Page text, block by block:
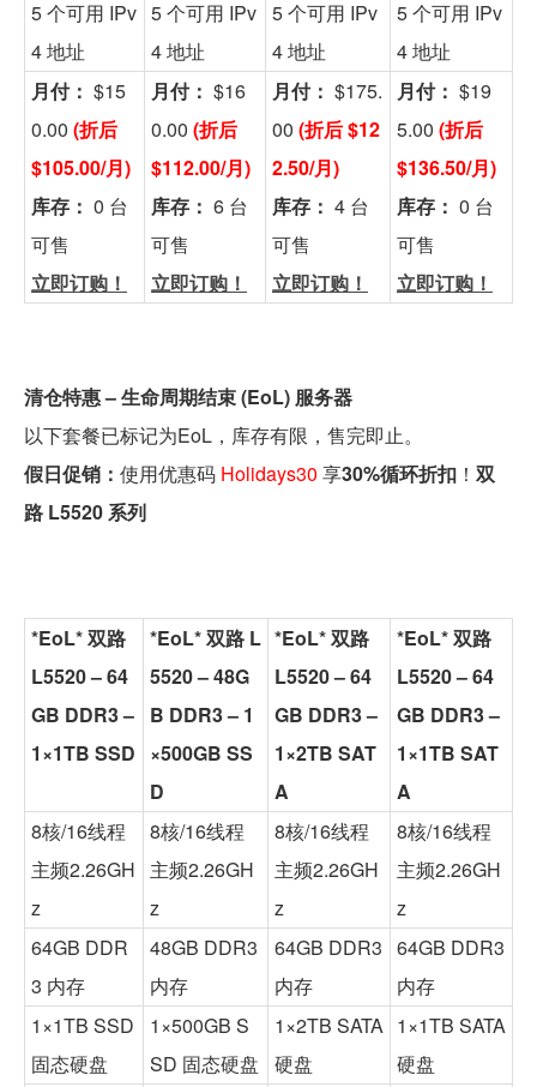
5 个可用 IPv
4 地址
5 个可用 IPv
4 地址
5 个可用 IPv
4 地址
5 个可用 IPv
4 地址
月付： $15
0.00 (折后
$105.00/月)
库存： 0 台
可售
立即订购！
月付： $16
0.00 (折后
$112.00/月)
库存： 6 台
可售
立即订购！
月付： $175.
00 (折后 $12
2.50/月)
库存： 4 台
可售
立即订购！
月付： $19
5.00 (折后
$136.50/月)
库存： 0 台
可售
立即订购！
清仓特惠 – 生命周期结束 (EoL) 服务器
以下套餐已标记为EoL，库存有限，售完即止。
假日促销： 使用优惠码 Holidays30 享30%循环折扣 ！ 双
路 L5520 系列
*EoL* 双路
L5520 – 64
GB DDR3 –
1×1TB SSD
*EoL* 双路 L
5520 – 48G
B DDR3 – 1
×500GB SS
D
*EoL* 双路
L5520 – 64
GB DDR3 –
1×2TB SAT
A
*EoL* 双路
L5520 – 64
GB DDR3 –
1×1TB SAT
A
8核/16线程
主频2.26GH
z
8核/16线程
主频2.26GH
z
8核/16线程
主频2.26GH
z
8核/16线程
主频2.26GH
z
64GB DDR
3 内存
48GB DDR3
内存
64GB DDR3
内存
64GB DDR3
内存
1×1TB SSD
固态硬盘
1×500GB S
SD 固态硬盘
1×2TB SATA
硬盘
1×1TB SATA
硬盘